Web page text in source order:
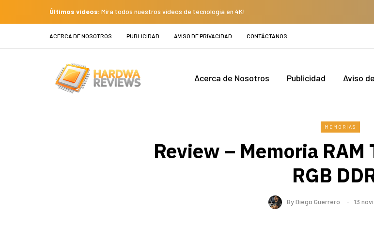
Últimos videos: Mira todos nuestros videos de tecnología en 4K!
ACERCA DE NOSOTROS PUBLICIDAD AVISO DE PRIVACIDAD CONTÁCTANOS
Acerca de Nosotros Publicidad Aviso
MEMORIAS
Review – Memoria
RGB
ByDiego Guerrero 13